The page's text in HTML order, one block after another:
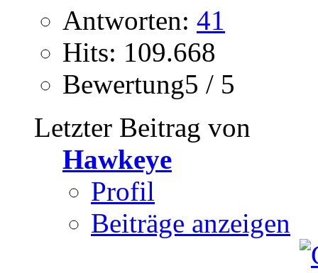
Antworten: 41
Hits: 109.668
Bewertung5 / 5
Letzter Beitrag von
Hawkeye
Profil
Beiträge anzeigen